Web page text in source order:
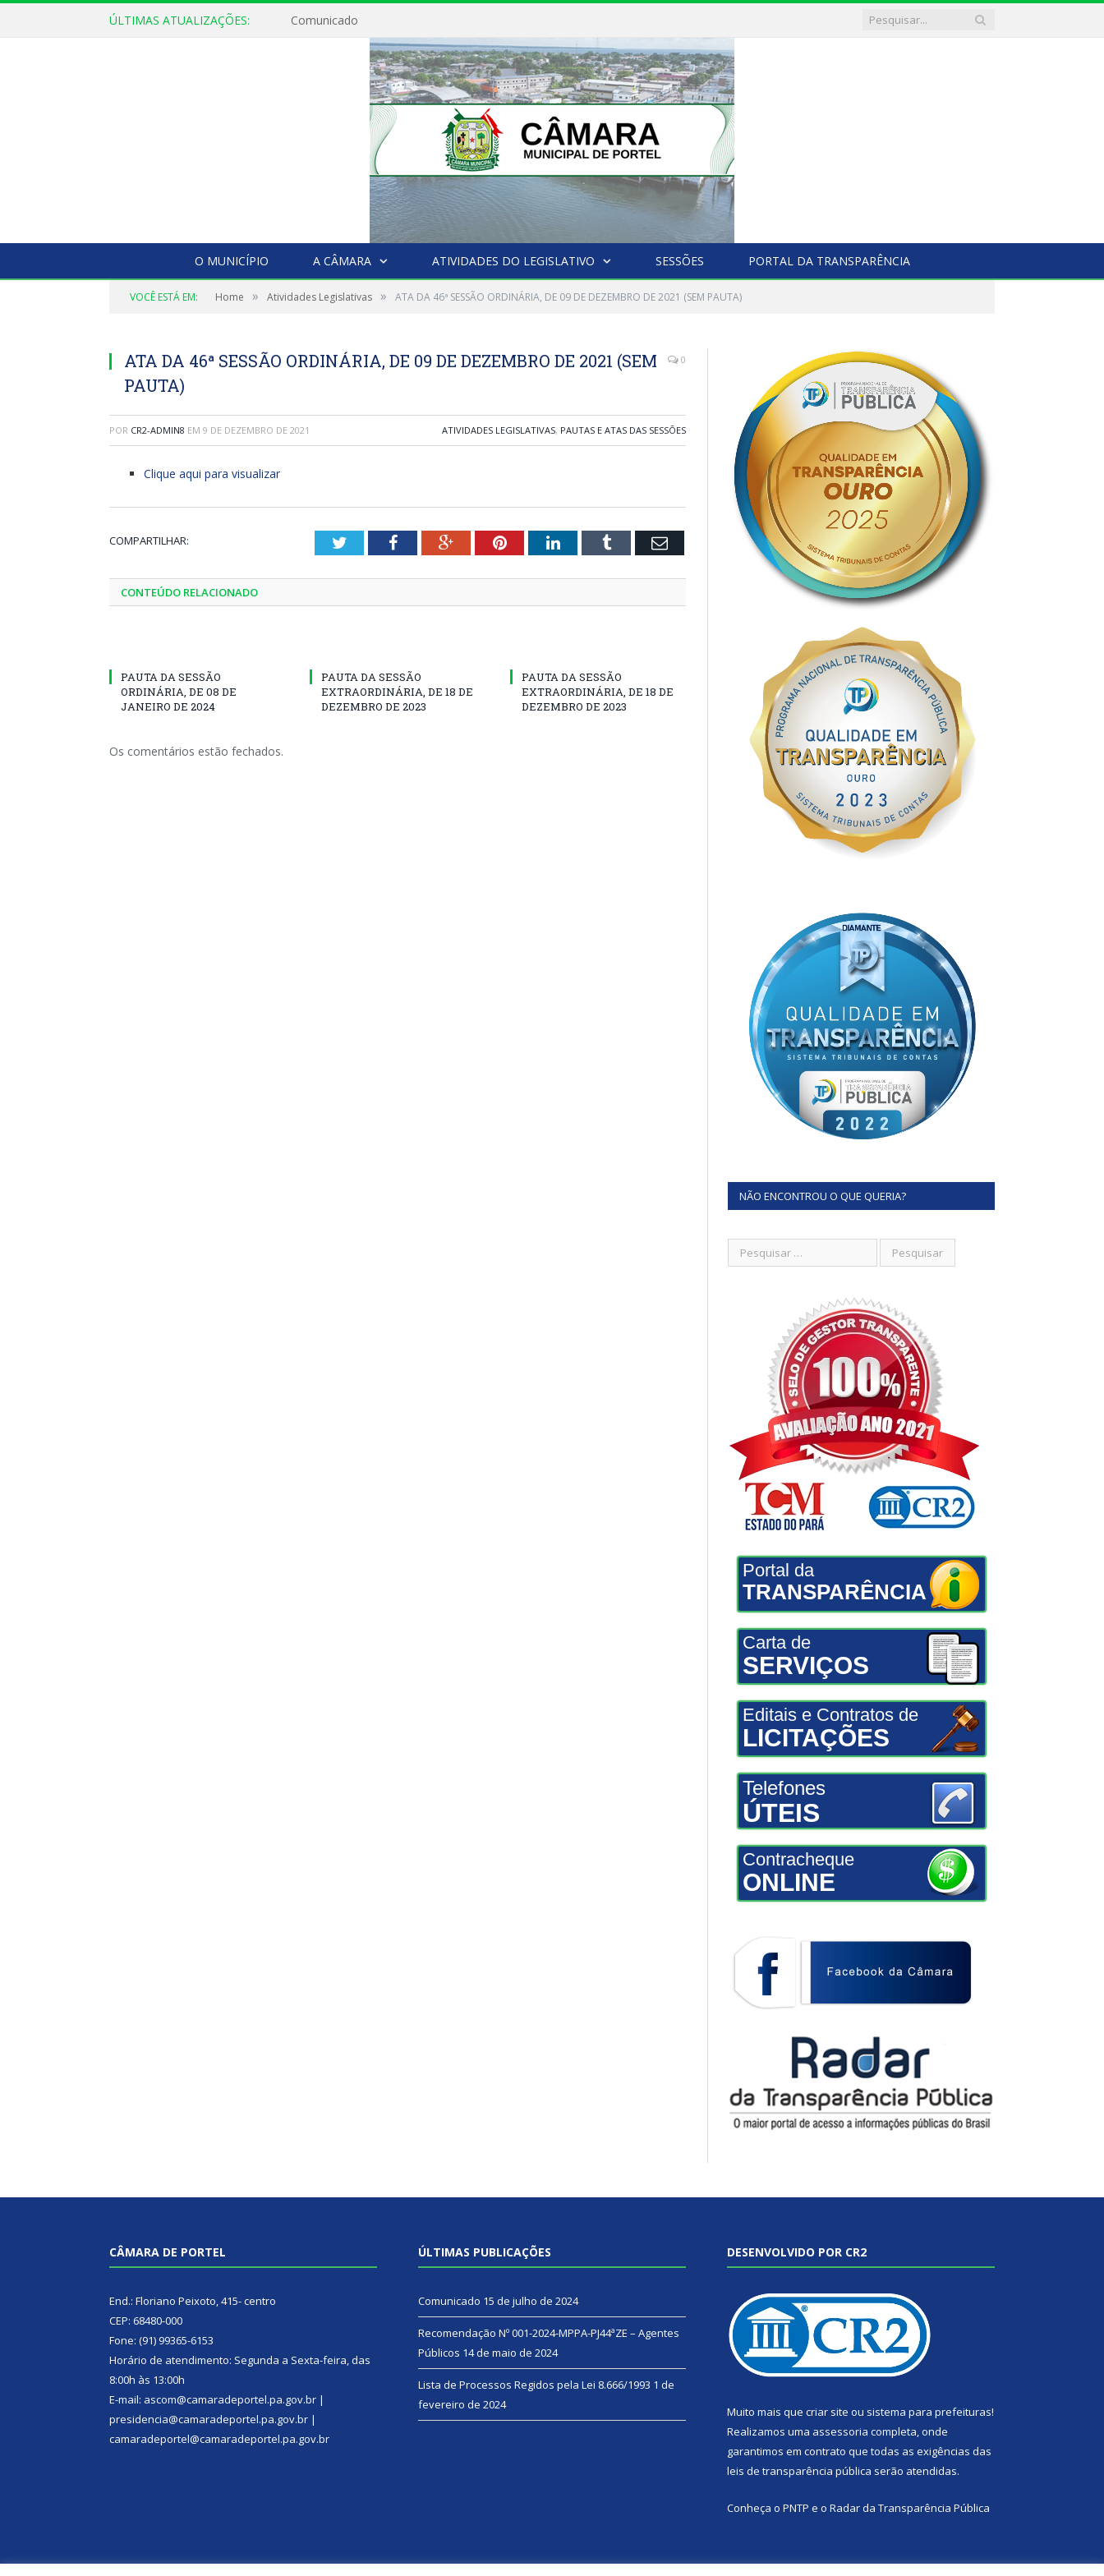
ÚLTIMAS ATUALIZAÇÕES: Comunicado
O MUNICÍPIO A CÂMARA ATIVIDADES DO LEGISLATIVO SESSÕES PORTAL DA TRANSPARÊNCIA
VOCÊ ESTÁ EM: Home » Atividades Legislativas » ATA DA 46ª SESSÃO ORDINÁRIA, DE 09 DE DEZEMBRO DE 2021 (SEM PAUTA)
ATA DA 46ª SESSÃO ORDINÁRIA, DE 09 DE DEZEMBRO DE 2021 (SEM
PAUTA)
0
POR CR2-ADMIN8 EM 9 DE DEZEMBRO DE 2021 ATIVIDADES LEGISLATIVAS, PAUTAS E ATAS DAS SESSÕES
Clique aqui para visualizar
COMPARTILHAR: TwitterFacebookGoogle+PinterestLinkedInTumblr Email
CONTEÚDO RELACIONADO
PAUTA DA SESSÃO
ORDINÁRIA, DE 08 DE
JANEIRO DE 2024
PAUTA DA SESSÃO
EXTRAORDINÁRIA, DE 18 DE
DEZEMBRO DE 2023
PAUTA DA SESSÃO
EXTRAORDINÁRIA, DE 18 DE
DEZEMBRO DE 2023
Os comentários estão fechados.
NÃO ENCONTROU O QUE QUERIA?
Portal da
TRANSPARÊNCIA
Carta de
SERVIÇOS
Editais e Contratos de
LICITAÇÕES
Telefones
ÚTEIS
Contracheque
ONLINE
CÂMARA DE PORTEL
End.: Floriano Peixoto, 415- centro
CEP: 68480-000
Fone: (91) 99365-6153
Horário de atendimento: Segunda a Sexta-feira, das
8:00h às 13:00h
E-mail: ascom@camaradeportel.pa.gov.br |
presidencia@camaradeportel.pa.gov.br |
camaradeportel@camaradeportel.pa.gov.br
ÚLTIMAS PUBLICAÇÕES
Comunicado 15 de julho de 2024
Recomendação Nº 001-2024-MPPA-PJ44ªZE – Agentes
Públicos 14 de maio de 2024
Lista de Processos Regidos pela Lei 8.666/1993 1 de
fevereiro de 2024
DESENVOLVIDO POR CR2
Muito mais que criar site ou sistema para prefeituras!
Realizamos uma assessoria completa, onde
garantimos em contrato que todas as exigências das
leis de transparência pública serão atendidas.
Conheça o PNTP e o Radar da Transparência Pública